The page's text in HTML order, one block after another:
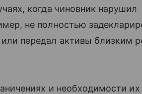
когда чиновник нарушил
не полностью
передал активы близким
и необходимости